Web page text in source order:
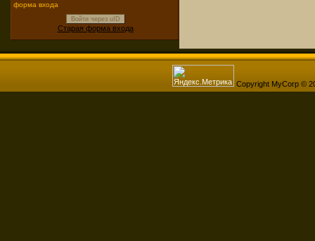
форма входа
Войти через uID
Старая форма входа
Copyright MyCorp ©